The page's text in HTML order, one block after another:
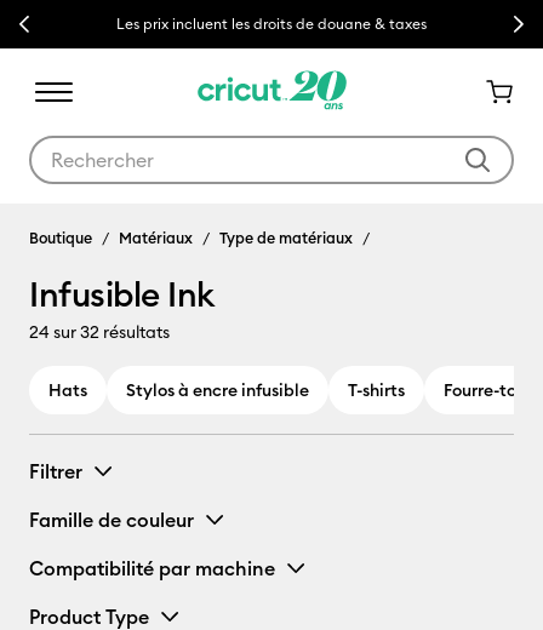
Previous Les prix incluent les droits de douane & taxes Next
Boutique Matériaux Type de matériaux
Infusible Ink
24sur 32 résultats
Hats Stylos à encre infusible T-shirts Fourre-tout
Filtrer
Famille de couleur
Compatibilité par machine
Product Type